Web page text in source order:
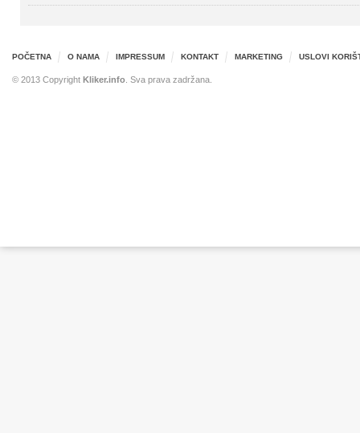
POČETNA O NAMA IMPRESSUM KONTAKT MARKETING USLOVI
© 2013 Copyright Kliker.info. Sva prava zadržana.